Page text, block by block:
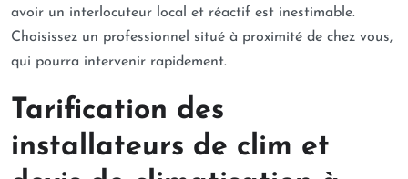
avoir un interlocuteur local et réactif est inestimable.
Choisissez un professionnel situé à proximité de chez vous,
qui pourra intervenir rapidement.
Tarification des
installateurs de clim et